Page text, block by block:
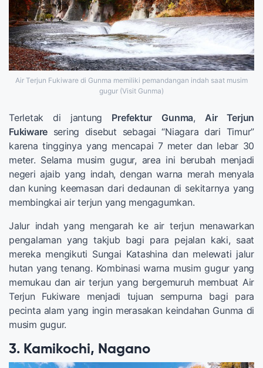
Air Terjun Fukiware di Gunma memiliki pemandangan indah saat musim
gugur (Visit Gunma)
Terletak di jantung Prefektur Gunma,Air Terjun
Fukiware sering disebut sebagai “Niagara dari Timur”
karena tingginya yang mencapai 7 meter dan lebar 30
meter. Selama musim gugur, area ini berubah menjadi
negeri ajaib yang indah, dengan warna merah menyala
dan kuning keemasan dari dedaunan di sekitarnya yang
membingkai air terjun yang mengagumkan.
Jalur indah yang mengarah ke air terjun menawarkan
pengalaman yang takjub bagi para pejalan kaki, saat
mereka mengikuti Sungai Katashina dan melewati jalur
hutan yang tenang. Kombinasi warna musim gugur yang
memukau dan air terjun yang bergemuruh membuat Air
Terjun Fukiware menjadi tujuan sempurna bagi para
pecinta alam yang ingin merasakan keindahan Gunma di
musim gugur.
3. Kamikochi, Nagano